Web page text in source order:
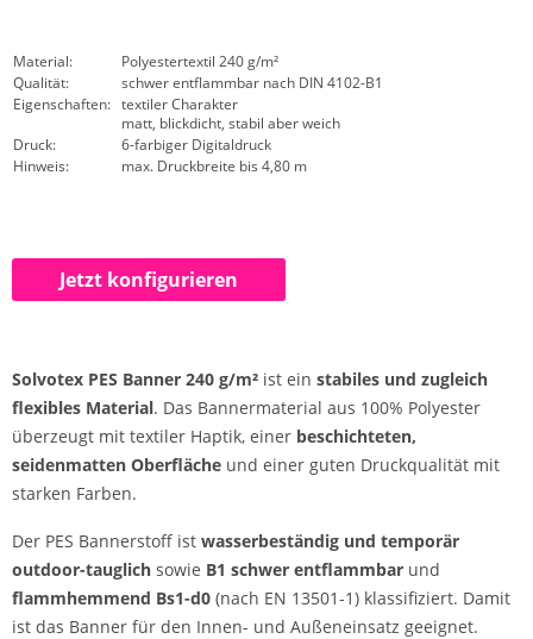
Material:
Polyestertextil 240 g/m²
Qualität:
schwer entflammbar nach DIN 4102-B1
Eigenschaften: textiler Charakter
matt, blickdicht, stabil aber weich
Druck:
6-farbiger Digitaldruck
Hinweis:
max. Druckbreite bis 4,80 m
Jetzt konfigurieren
Solvotex PES Banner 240 g/m² ist ein stabiles und zugleich
flexibles Material. Das Bannermaterial aus 100% Polyester
überzeugt mit textiler Haptik, einer beschichteten,
seidenmatten Oberfläche und einer guten Druckqualität mit
starken Farben.
Der PES Bannerstoff ist wasserbeständig und temporär
outdoor-tauglich sowie B1 schwer entflammbar und
flammhemmend Bs1-d0 (nach EN 13501-1) klassifiziert. Damit
ist das Banner für den Innen- und Außeneinsatz geeignet.